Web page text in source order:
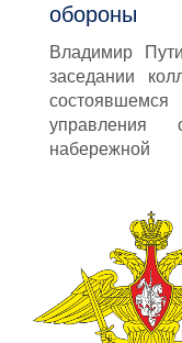
обороны
Владимир
заседании
управления
набережной